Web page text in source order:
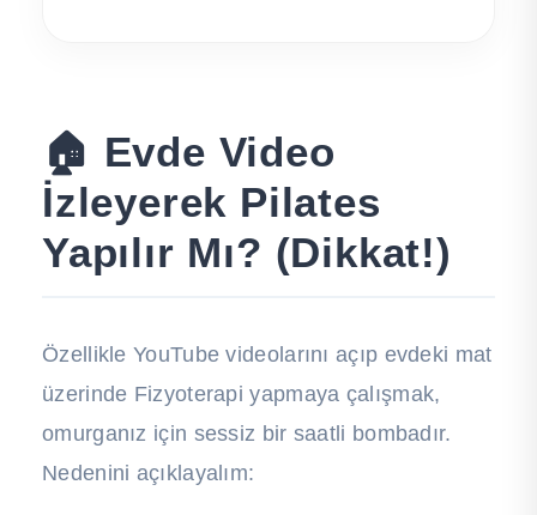
🏠 Evde Video
İzleyerek Pilates
Yapılır Mı? (Dikkat!)
Özellikle YouTube videolarını açıp evdeki mat
üzerinde Fizyoterapi yapmaya çalışmak,
omurganız için sessiz bir saatli bombadır.
Nedenini açıklayalım: